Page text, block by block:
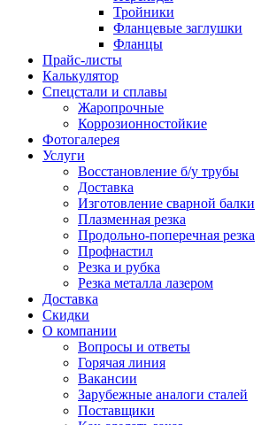
Тройники
Фланцевые заглушки
Фланцы
Прайс-листы
Калькулятор
Спецстали и сплавы
Жаропрочные
Коррозионностойкие
Фотогалерея
Услуги
Восстановление б/у трубы
Доставка
Изготовление сварной балки
Плазменная резка
Продольно-поперечная резка
Профнастил
Резка и рубка
Резка металла лазером
Доставка
Скидки
О компании
Вопросы и ответы
Горячая линия
Вакансии
Зарубежные аналоги сталей
Поставщики